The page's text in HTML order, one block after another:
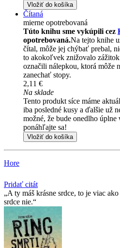
Vložiť do košíka
Čítaná
mierne opotrebovaná
Túto knihu sme vykúpili cez
opotrebovaná.Na tejto knihe
čítal, môže jej chýbať prebal,
to akokoľvek znižovalo
označili nálepkou, ktorá môže
zanechať stopy.
2,11 €
Na sklade
Tento produkt síce máme
iba posledné kusy a ďalšie už
možné, že bude onedlho
ponáhľajte sa!
Vložiť do košíka
Hore
Pridať citát
A ty máš krásne srdce, to je viac
srdce nie.